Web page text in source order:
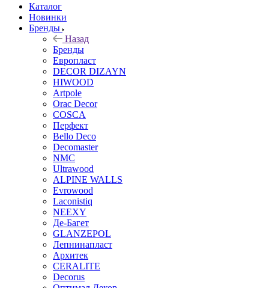
Каталог
Новинки
Бренды
Назад
Бренды
Европласт
DECOR DIZAYN
HIWOOD
Artpole
Orac Decor
COSCA
Перфект
Bello Deco
Decomaster
NMС
Ultrawood
ALPINE WALLS
Evrowood
Laconistiq
NEEXY
Де-Багет
GLANZEPOL
Лепнинапласт
Архитек
CERALITE
Decorus